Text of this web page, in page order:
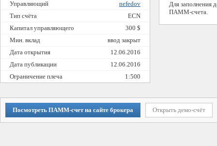
Управляющий
nefedov
Тип счёта
ECN
Капитал управляющего
300 $
Мин. вклад
ввод закрыт
Дата открытия
12.06.2016
Дата публикации
12.06.2016
Ограничение плеча
1:500
Для заполнения
ПАММ-счета.
Посмотреть ПАММ-счет на сайте брокера Открыть демо-счёт